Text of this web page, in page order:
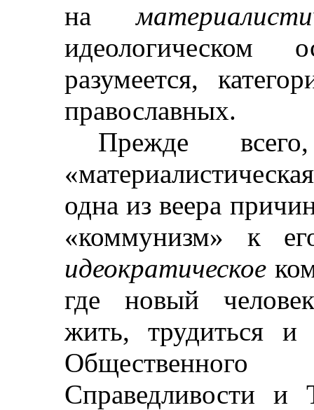
на
разумеется,
православных.
Прежде
одна из веера
«коммунизм» к
идеократическое
где новый
жить, трудиться и
Справедливости и